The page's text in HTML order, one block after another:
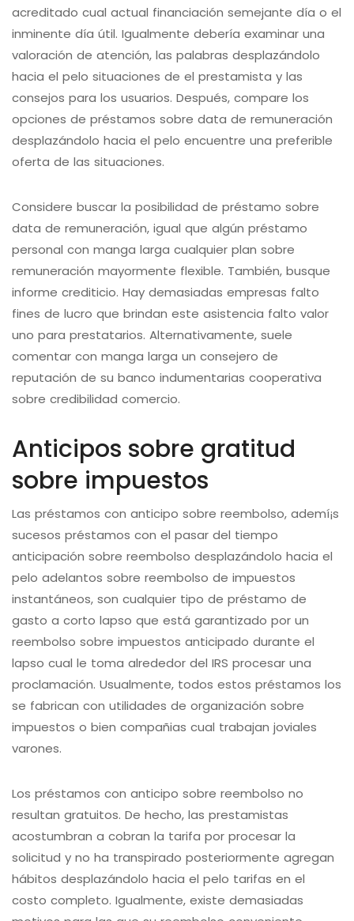
acreditado cual actual financiación semejante día o el
inminente día útil. Igualmente debería examinar una
valoración de atención, las palabras desplazándolo
hacia el pelo situaciones de el prestamista y las
consejos para los usuarios. Después, compare los
opciones de préstamos sobre data de remuneración
desplazándolo hacia el pelo encuentre una preferible
oferta de las situaciones.
Considere buscar la posibilidad de préstamo sobre
data de remuneración, igual que algún préstamo
personal con manga larga cualquier plan sobre
remuneración mayormente flexible. También, busque
informe crediticio. Hay demasiadas empresas falto
fines de lucro que brindan este asistencia falto valor
uno para prestatarios. Alternativamente, suele
comentar con manga larga un consejero de
reputación de su banco indumentarias cooperativa
sobre credibilidad comercio.
Anticipos sobre gratitud
sobre impuestos
Las préstamos con anticipo sobre reembolso, ademí¡s
sucesos préstamos con el pasar del tiempo
anticipación sobre reembolso desplazándolo hacia el
pelo adelantos sobre reembolso de impuestos
instantáneos, son cualquier tipo de préstamo de
gasto a corto lapso que está garantizado por un
reembolso sobre impuestos anticipado durante el
lapso cual le toma alrededor del IRS procesar una
proclamación. Usualmente, todos estos préstamos los
se fabrican con utilidades de organización sobre
impuestos o bien compañias cual trabajan joviales
varones.
Los préstamos con anticipo sobre reembolso no
resultan gratuitos. De hecho, las prestamistas
acostumbran a cobran la tarifa por procesar la
solicitud y no ha transpirado posteriormente agregan
hábitos desplazándolo hacia el pelo tarifas en el
costo completo. Igualmente, existe demasiadas